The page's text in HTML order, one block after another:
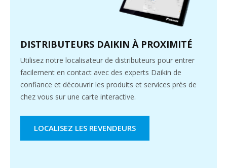
DISTRIBUTEURS DAIKIN À PROXIMITÉ
Utilisez notre localisateur de distributeurs pour entrer
facilement en contact avec des experts Daikin de
confiance et découvrir les produits et services près de
chez vous sur une carte interactive.
LOCALISEZ LES REVENDEURS